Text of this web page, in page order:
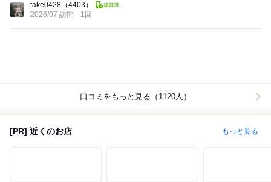
take0428 （4403）
2026/07 訪問
1回
口コミをもっと見る（1120人）
[PR] 近くのお店 もっと見る